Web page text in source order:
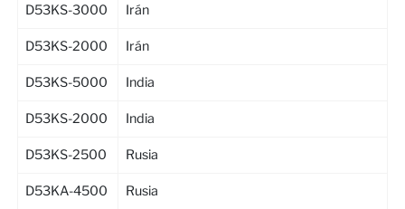
D53KS-3000 Irán
D53KS-2000 Irán
D53KS-5000 India
D53KS-2000 India
D53KS-2500 Rusia
D53KA-4500 Rusia